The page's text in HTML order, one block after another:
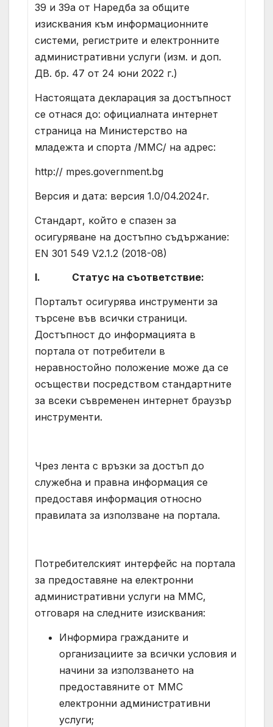
39 и 39а от Наредба за общите
изисквания към информационните
системи, регистрите и електронните
административни услуги (изм. и доп.
ДВ. бр. 47 от 24 юни 2022 г.)
Настоящата декларация за достъпност
се отнася до: официалната интернет
страница на Министерство на
младежта и спорта /ММС/ на адрес:
http:// mpes.government.bg
Версия и дата: версия 1.0/04.2024г.
Стандарт, който е спазен за
осигуряване на достъпно съдържание:
EN 301 549 V2.1.2 (2018-08)
I. Статус на съответствие:
Порталът осигурява инструменти за
търсене във всички страници.
Достъпност до информацията в
портала от потребители в
неравностойно положение може да се
осъществи посредством стандартните
за всеки съвременен интернет браузър
инструменти.
Чрез лента с връзки за достъп до
служебна и правна информация се
предоставя информация относно
правилата за използване на портала.
Потребителският интерфейс на портала
за предоставяне на електронни
административни услуги на ММС,
отговаря на следните изисквания:
Информира гражданите и
организациите за всички условия и
начини за използването на
предоставяните от ММС
електронни административни
услуги;